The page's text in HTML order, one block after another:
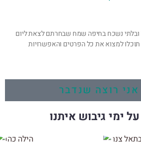
ובלתי נשכח בחיפה שמח שבחרתם לצאת ליום
למצוא את כל הפרטים והאפשרויות
אני רוצה שנדבר
ימי גיבוש איתנו